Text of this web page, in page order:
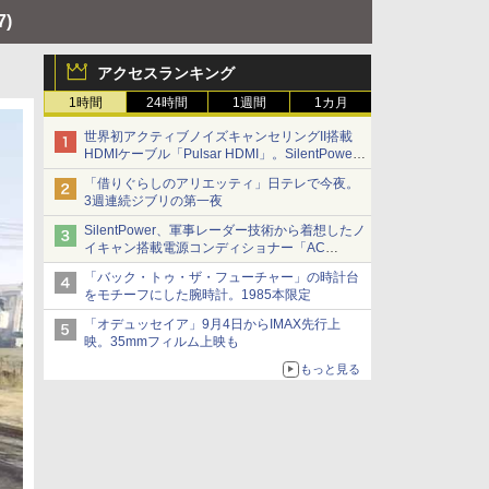
アクセスランキング
1時間 24時間 1週間 1カ月
世界初アクティブノイズキャンセリングII搭載
HDMIケーブル「Pulsar HDMI」。SilentPower
から
「借りぐらしのアリエッティ」日テレで今夜。
3週連続ジブリの第一夜
SilentPower、軍事レーダー技術から着想したノ
イキャン搭載電源コンディショナー「AC
iPurifier2」
「バック・トゥ・ザ・フューチャー」の時計台
をモチーフにした腕時計。1985本限定
「オデュッセイア」9月4日からIMAX先行上
映。35mmフィルム上映も
もっと見る